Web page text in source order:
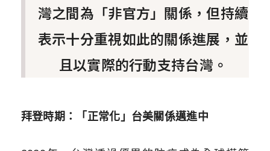
灣之間為「非官方」關係，但持續
表示十分重視如此的關係進展，並
且以實際的行動支持台灣。
拜登時期： 「正常化」台美關係邁進中